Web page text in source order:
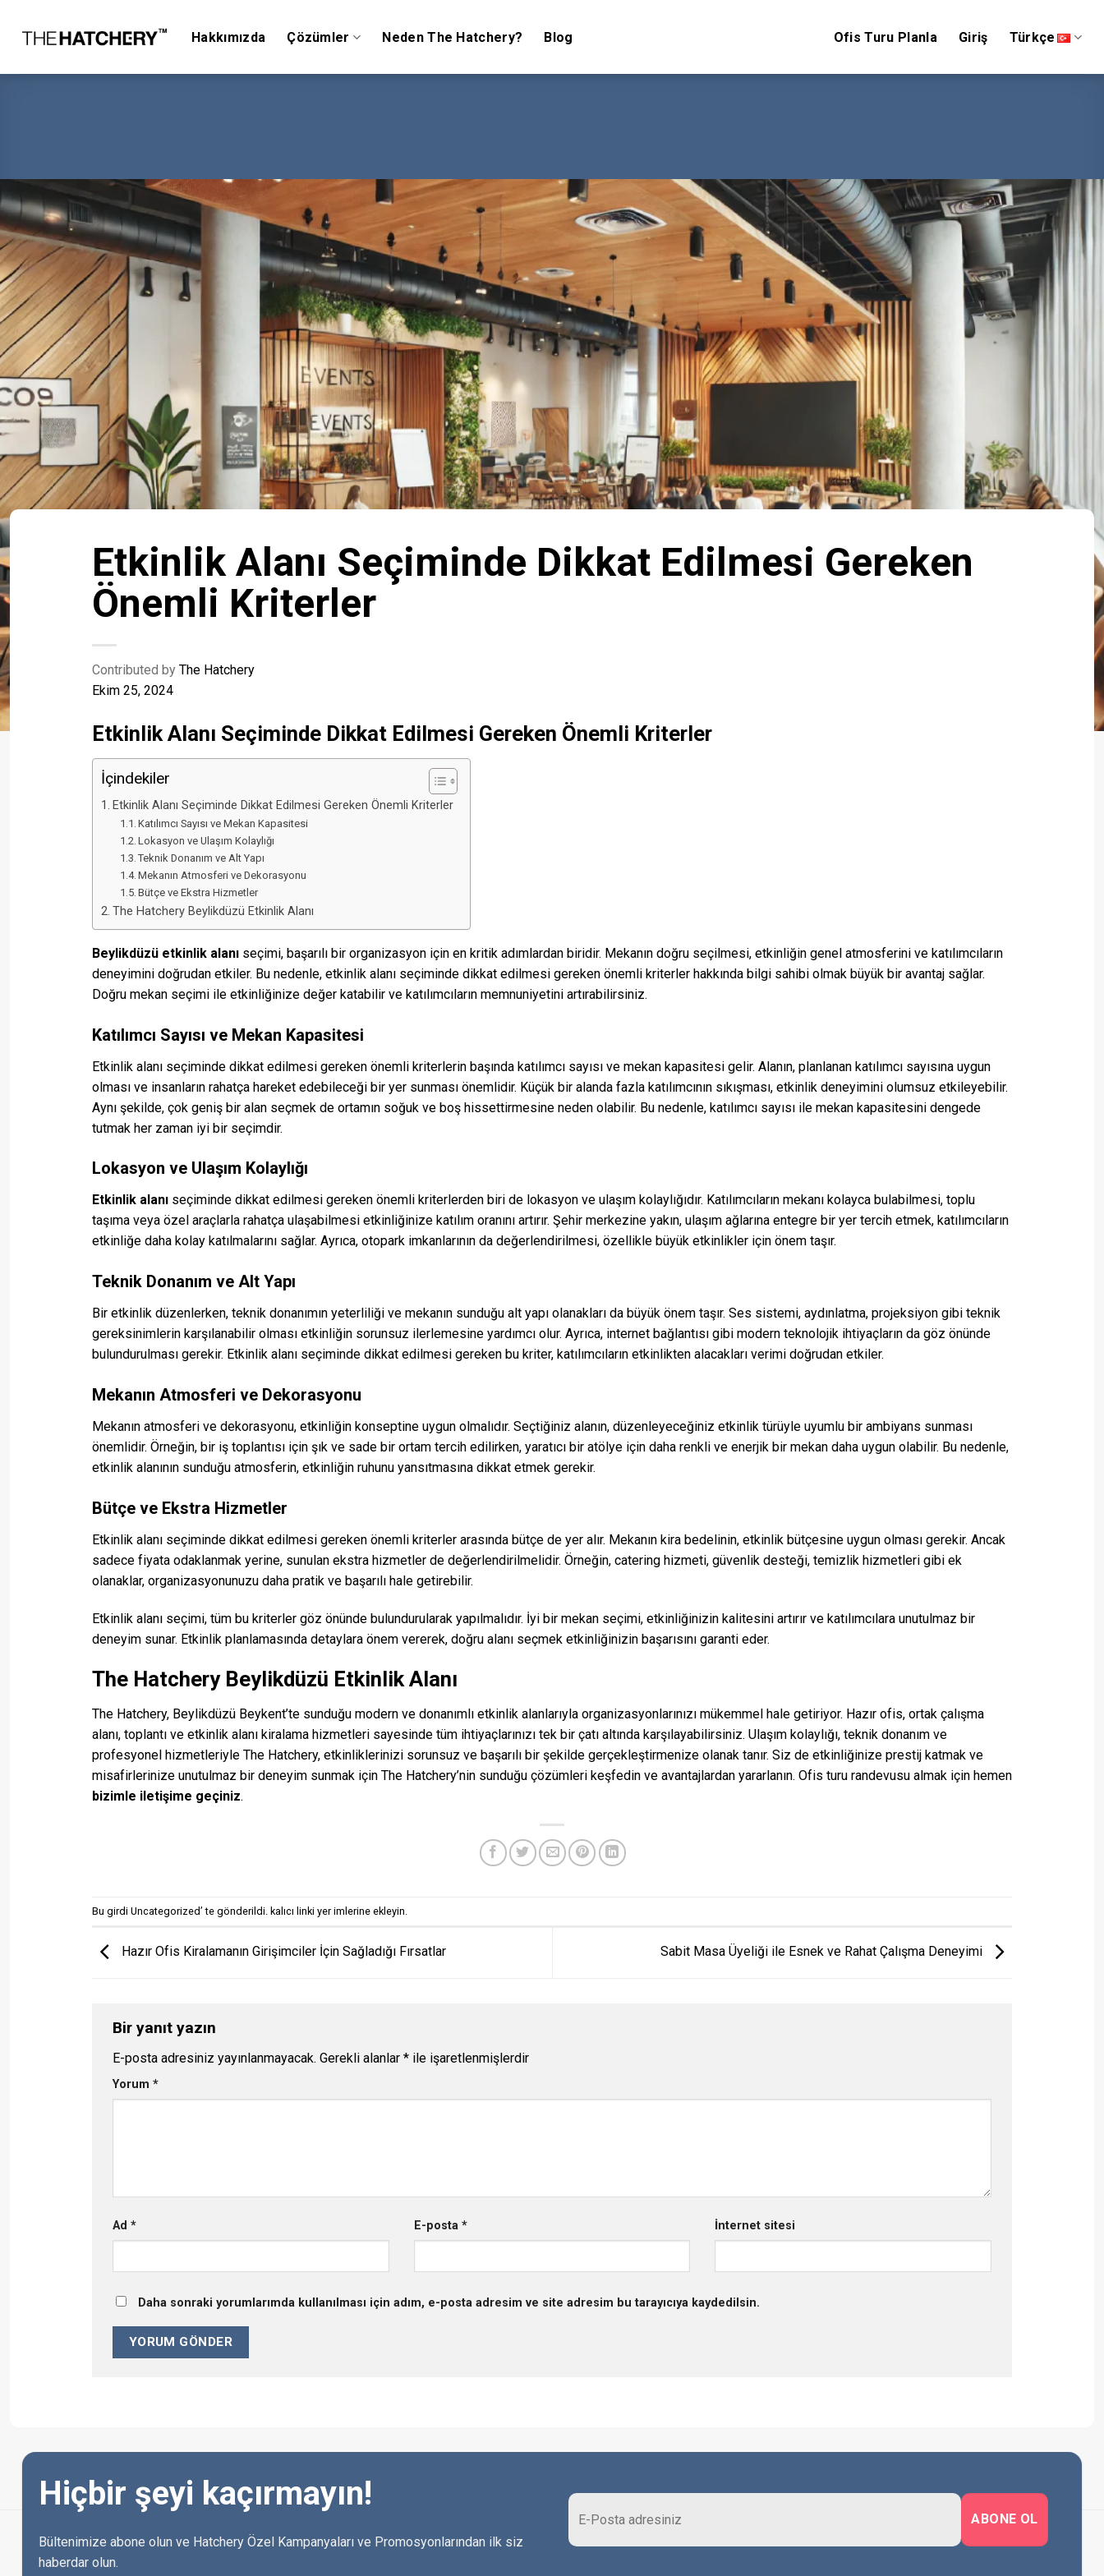
content
Hakkımızda Çözümler Neden The Hatchery? Blog Ofis Turu Planla Giriş Türkçe
Etkinlik Alanı Seçiminde Dikkat Edilmesi Gereken
Önemli Kriterler
Contributed by The Hatchery
Ekim 25, 2024
Etkinlik Alanı Seçiminde Dikkat Edilmesi Gereken Önemli Kriterler
İçindekiler
Etkinlik Alanı Seçiminde Dikkat Edilmesi Gereken Önemli Kriterler
Katılımcı Sayısı ve Mekan Kapasitesi
Lokasyon ve Ulaşım Kolaylığı
Teknik Donanım ve Alt Yapı
Mekanın Atmosferi ve Dekorasyonu
Bütçe ve Ekstra Hizmetler
The Hatchery Beylikdüzü Etkinlik Alanı
Beylikdüzü etkinlik alanı seçimi, başarılı bir organizasyon için en kritik adımlardan biridir. Mekanın doğru seçilmesi, etkinliğin genel atmosferini ve katılımcıların
deneyimini doğrudan etkiler. Bu nedenle, etkinlik alanı seçiminde dikkat edilmesi gereken önemli kriterler hakkında bilgi sahibi olmak büyük bir avantaj sağlar.
Doğru mekan seçimi ile etkinliğinize değer katabilir ve katılımcıların memnuniyetini artırabilirsiniz.
Katılımcı Sayısı ve Mekan Kapasitesi
Etkinlik alanı seçiminde dikkat edilmesi gereken önemli kriterlerin başında katılımcı sayısı ve mekan kapasitesi gelir. Alanın, planlanan katılımcı sayısına uygun
olması ve insanların rahatça hareket edebileceği bir yer sunması önemlidir. Küçük bir alanda fazla katılımcının sıkışması, etkinlik deneyimini olumsuz etkileyebilir.
Aynı şekilde, çok geniş bir alan seçmek de ortamın soğuk ve boş hissettirmesine neden olabilir. Bu nedenle, katılımcı sayısı ile mekan kapasitesini dengede
tutmak her zaman iyi bir seçimdir.
Lokasyon ve Ulaşım Kolaylığı
Etkinlik alanı seçiminde dikkat edilmesi gereken önemli kriterlerden biri de lokasyon ve ulaşım kolaylığıdır. Katılımcıların mekanı kolayca bulabilmesi, toplu
taşıma veya özel araçlarla rahatça ulaşabilmesi etkinliğinize katılım oranını artırır. Şehir merkezine yakın, ulaşım ağlarına entegre bir yer tercih etmek, katılımcıların
etkinliğe daha kolay katılmalarını sağlar. Ayrıca, otopark imkanlarının da değerlendirilmesi, özellikle büyük etkinlikler için önem taşır.
Teknik Donanım ve Alt Yapı
Bir etkinlik düzenlerken, teknik donanımın yeterliliği ve mekanın sunduğu alt yapı olanakları da büyük önem taşır. Ses sistemi, aydınlatma, projeksiyon gibi teknik
gereksinimlerin karşılanabilir olması etkinliğin sorunsuz ilerlemesine yardımcı olur. Ayrıca, internet bağlantısı gibi modern teknolojik ihtiyaçların da göz önünde
bulundurulması gerekir. Etkinlik alanı seçiminde dikkat edilmesi gereken bu kriter, katılımcıların etkinlikten alacakları verimi doğrudan etkiler.
Mekanın Atmosferi ve Dekorasyonu
Mekanın atmosferi ve dekorasyonu, etkinliğin konseptine uygun olmalıdır. Seçtiğiniz alanın, düzenleyeceğiniz etkinlik türüyle uyumlu bir ambiyans sunması
önemlidir. Örneğin, bir iş toplantısı için şık ve sade bir ortam tercih edilirken, yaratıcı bir atölye için daha renkli ve enerjik bir mekan daha uygun olabilir. Bu nedenle,
etkinlik alanının sunduğu atmosferin, etkinliğin ruhunu yansıtmasına dikkat etmek gerekir.
Bütçe ve Ekstra Hizmetler
Etkinlik alanı seçiminde dikkat edilmesi gereken önemli kriterler arasında bütçe de yer alır. Mekanın kira bedelinin, etkinlik bütçesine uygun olması gerekir. Ancak
sadece fiyata odaklanmak yerine, sunulan ekstra hizmetler de değerlendirilmelidir. Örneğin, catering hizmeti, güvenlik desteği, temizlik hizmetleri gibi ek
olanaklar, organizasyonunuzu daha pratik ve başarılı hale getirebilir.
Etkinlik alanı seçimi, tüm bu kriterler göz önünde bulundurularak yapılmalıdır. İyi bir mekan seçimi, etkinliğinizin kalitesini artırır ve katılımcılara unutulmaz bir
deneyim sunar. Etkinlik planlamasında detaylara önem vererek, doğru alanı seçmek etkinliğinizin başarısını garanti eder.
The Hatchery Beylikdüzü Etkinlik Alanı
The Hatchery, Beylikdüzü Beykent’te sunduğu modern ve donanımlı etkinlik alanlarıyla organizasyonlarınızı mükemmel hale getiriyor. Hazır ofis, ortak çalışma
alanı, toplantı ve etkinlik alanı kiralama hizmetleri sayesinde tüm ihtiyaçlarınızı tek bir çatı altında karşılayabilirsiniz. Ulaşım kolaylığı, teknik donanım ve
profesyonel hizmetleriyle The Hatchery, etkinliklerinizi sorunsuz ve başarılı bir şekilde gerçekleştirmenize olanak tanır. Siz de etkinliğinize prestij katmak ve
misafirlerinize unutulmaz bir deneyim sunmak için The Hatchery’nin sunduğu çözümleri keşfedin ve avantajlardan yararlanın. Ofis turu randevusu almak için hemen
bizimle iletişime geçiniz.
Bu girdi Uncategorized’ te gönderildi. kalıcı linki yer imlerine ekleyin.
Hazır Ofis Kiralamanın Girişimciler İçin Sağladığı Fırsatlar Sabit Masa Üyeliği ile Esnek ve Rahat Çalışma Deneyimi
Bir yanıt yazın
E-posta adresiniz yayınlanmayacak. Gerekli alanlar * ile işaretlenmişlerdir
Yorum *
Ad * E-posta * İnternet sitesi
Daha sonraki yorumlarımda kullanılması için adım, e-posta adresim ve site adresim bu tarayıcıya kaydedilsin.
Hiçbir şeyi kaçırmayın!
Bültenimize abone olun ve Hatchery Özel Kampanyaları ve Promosyonlarından ilk siz
haberdar olun.